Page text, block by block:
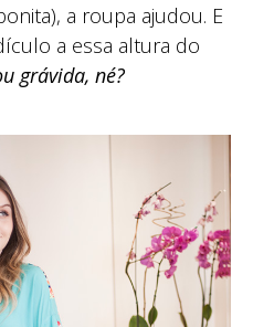
a roupa ajudou. E
a essa altura do
grávida, né?